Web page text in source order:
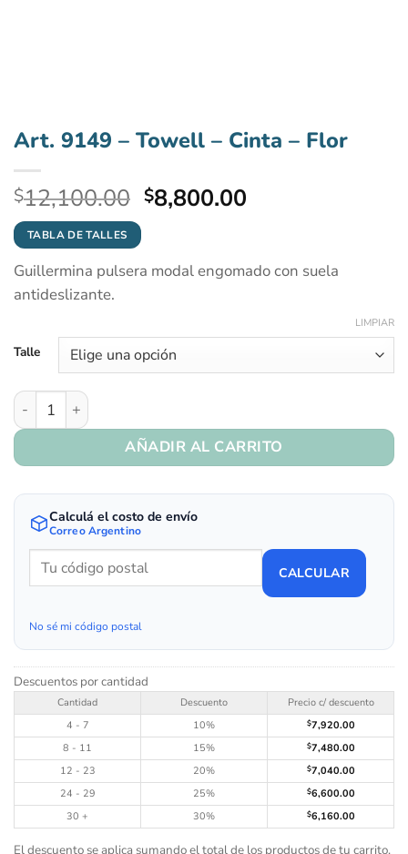
Art. 9149 – Towell – Cinta – Flor
$12,100.00 El
precio
era:
$12,100.00.
$8,800.00El
es:
TABLA DE TALLES
Guillermina pulsera modal engomado con suela
antideslizante.
Talle
LIMPIAR
Art. 9149 - Towell - Cinta - Flor cantidad
AÑADIR AL CARRITO
Calculá el costo de envío
Correo Argentino
CALCULAR
No sé mi código postal
Descuentos por cantidad
Cantidad Descuento
Precio c/ descuento
4 - 7
10% $7,920.00
8 - 11
15% $7,480.00
12 - 23
20% $7,040.00
24 - 29
25% $6,600.00
30 +
30% $6,160.00
El descuento se aplica sumando el total de los productos de tu carrito.